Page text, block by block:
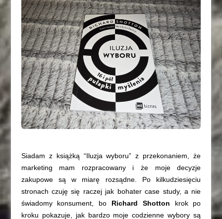
Siadam z książką “Iluzja wyboru” z przekonaniem, że
marketing mam rozpracowany i że moje decyzje
zakupowe są w miarę rozsądne. Po kilkudziesięciu
stronach czuję się raczej jak bohater case study, a nie
świadomy konsument, bo Richard Shotton krok po
kroku pokazuje, jak bardzo moje codzienne wybory są